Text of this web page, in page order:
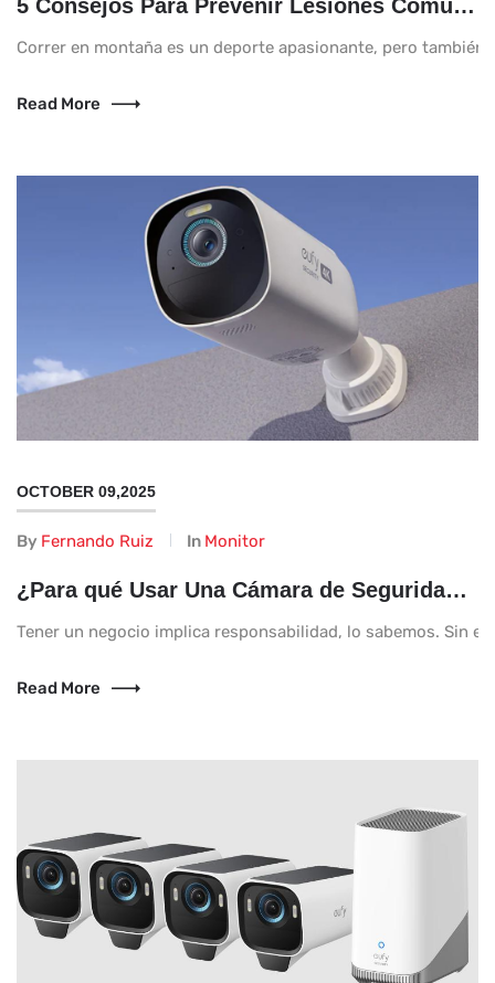
5 Consejos Para Prevenir Lesiones Comunes Si Empiezas A Correr En Montaña
Correr en montaña es un deporte apasionante, pero también
Read More
OCTOBER 09,2025
By Fernando Ruiz In Monitor
¿Para qué Usar Una Cámara de Seguridad en Tu Negocio?
Tener un negocio implica responsabilidad, lo sabemos. Sin
Read More